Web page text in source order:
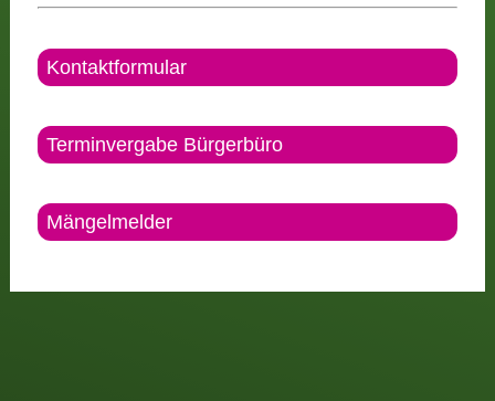
Kontaktformular
Terminvergabe Bürgerbüro
Mängelmelder